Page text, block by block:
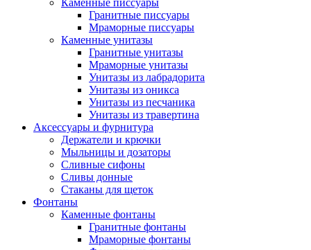
Каменные писсуары
Гранитные писсуары
Мраморные писсуары
Каменные унитазы
Гранитные унитазы
Мраморные унитазы
Унитазы из лабрадорита
Унитазы из оникса
Унитазы из песчаника
Унитазы из травертина
Аксессуары и фурнитура
Держатели и крючки
Мыльницы и дозаторы
Сливные сифоны
Сливы донные
Стаканы для щеток
Фонтаны
Каменные фонтаны
Гранитные фонтаны
Мраморные фонтаны